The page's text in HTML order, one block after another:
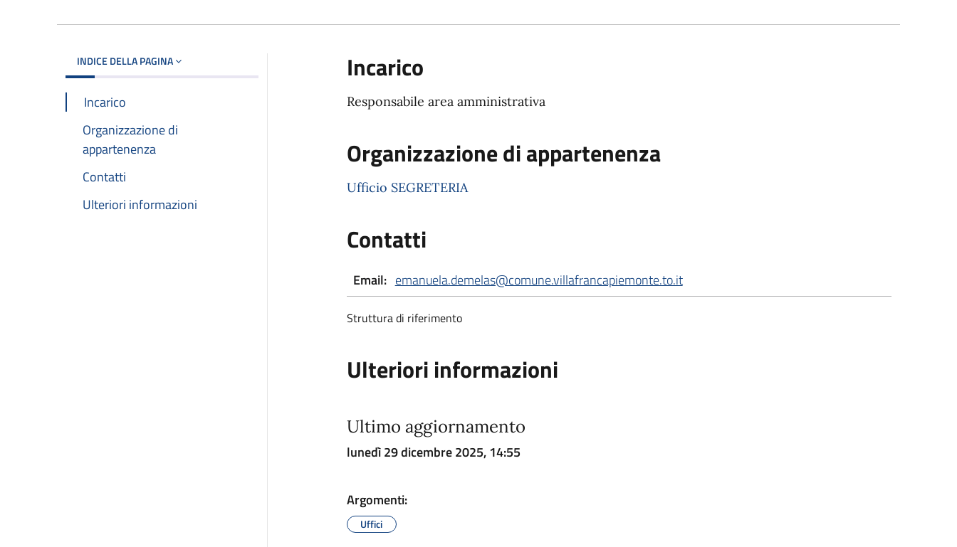
INDICE DELLA PAGINA
Incarico
Organizzazione di
appartenenza
Contatti
Ulteriori informazioni
Incarico
Responsabile area amministrativa
Organizzazione di appartenenza
Ufficio SEGRETERIA
Contatti
Email: emanuela.demelas@comune.villafrancapiemonte.to.it
Struttura di riferimento
Ulteriori informazioni
Ultimo aggiornamento
lunedì 29 dicembre 2025, 14:55
Argomenti:
Uffici